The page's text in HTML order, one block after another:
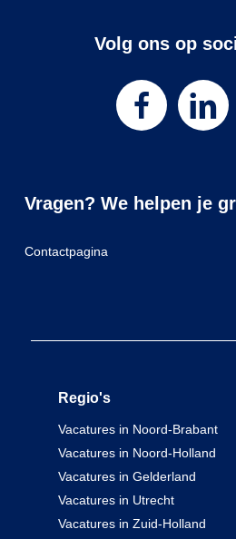
Volg ons op
Vragen? We helpen je
Contactpagina
Regio's
Vacatures in Noord-Brabant
Vacatures in Noord-Holland
Vacatures in Gelderland
Vacatures in Utrecht
Vacatures in Zuid-Holland